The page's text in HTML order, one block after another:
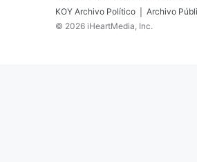
KOY Archivo Político Archivo
© 2026 iHeartMedia, Inc.